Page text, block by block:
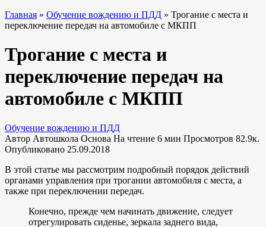
Главная » Обучение вождению и ПДД » Трогание с места и
переключение передач на автомобиле с МКПП
Трогание с места и
переключение передач на
автомобиле с МКПП
Обучение вождению и ПДД
Автор Автошкола Основа На чтение 6 мин Просмотров 82.9к.
Опубликовано 25.09.2018
В этой статье мы рассмотрим подробный порядок действий
органами управления при трогании автомобиля с места, а
также при переключении передач.
Конечно, прежде чем начинать движение, следует
отрегулировать сиденье, зеркала заднего вида,